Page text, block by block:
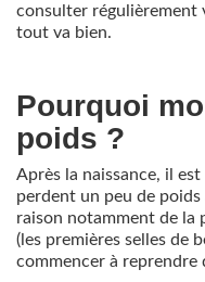
consulter régulièrement
tout va bien.
Pourquoi
poids ?
Après la naissance, il
perdent un peu de
raison notamment de la
(les premières selles de
commencer à reprendre